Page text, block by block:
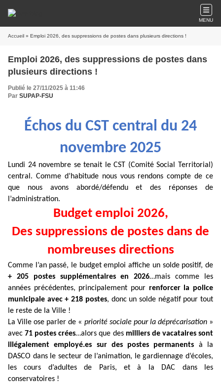
MENU
Accueil » Emploi 2026, des suppressions de postes dans plusieurs directions !
Emploi 2026, des suppressions de postes dans
plusieurs directions !
Publié le 27/11/2025 à 11:46
Par SUPAP-FSU
Échos du CST central du 24
novembre 2025
Lundi 24 novembre se tenait le CST (Comité Social Territorial)
central. Comme d’habitude nous vous rendons compte de ce
que nous avons abordé/défendu et des réponses de
l’administration.
Budget emploi 2026,
Des suppressions de postes dans de
nombreuses directions
Comme l’an passé, le budget emploi affiche un solde positif, de
+ 205 postes supplémentaires en 2026…mais comme les
années précédentes, principalement pour renforcer la police
municipale avec + 218 postes, donc un solde négatif pour tout
le reste de la Ville !
La Ville ose parler de « priorité sociale pour la déprécarisation»
avec71 postes crées…alors que des milliers de vacataires sont
illégalement employé.es sur des postes permanents à la
DASCO dans le secteur de l’animation, le gardiennage d’écoles,
les cours d’adultes de Paris, et à la DAC dans les
conservatoires !